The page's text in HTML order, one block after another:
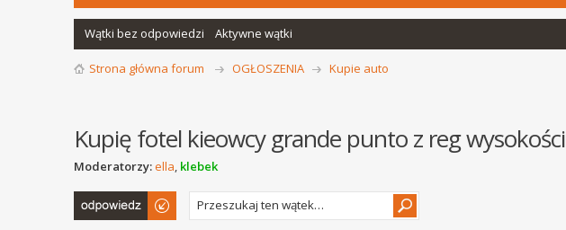
Wątki bez odpowiedzi Aktywne wątki
Strona główna forum OGŁOSZENIA Kupie auto
Kupię fotel kieowcy grande punto z reg wysokości
Moderatorzy:ella, klebek
Odpowiedz